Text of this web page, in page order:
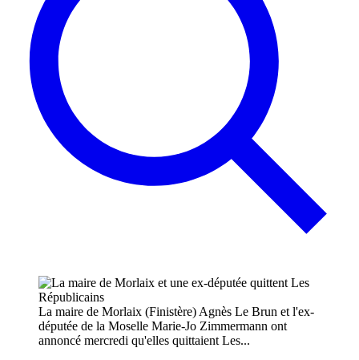
La maire de Morlaix (Finistère) Agnès Le Brun et l'ex-
députée de la Moselle Marie-Jo Zimmermann ont
annoncé mercredi qu'elles quittaient Les...